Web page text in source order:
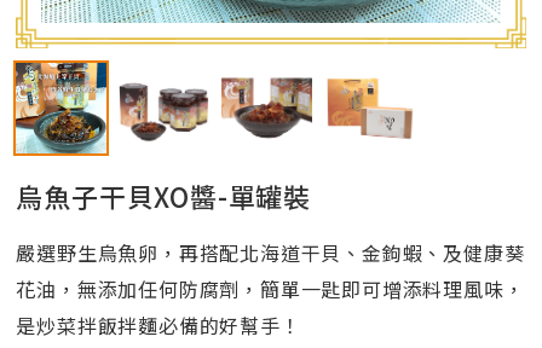
烏魚子干貝XO醬-單罐裝
嚴選野生烏魚卵，再搭配北海道干貝、金鉤蝦、及健康葵
花油，無添加任何防腐劑，簡單一匙即可增添料理風味，
是炒菜拌飯拌麵必備的好幫手！